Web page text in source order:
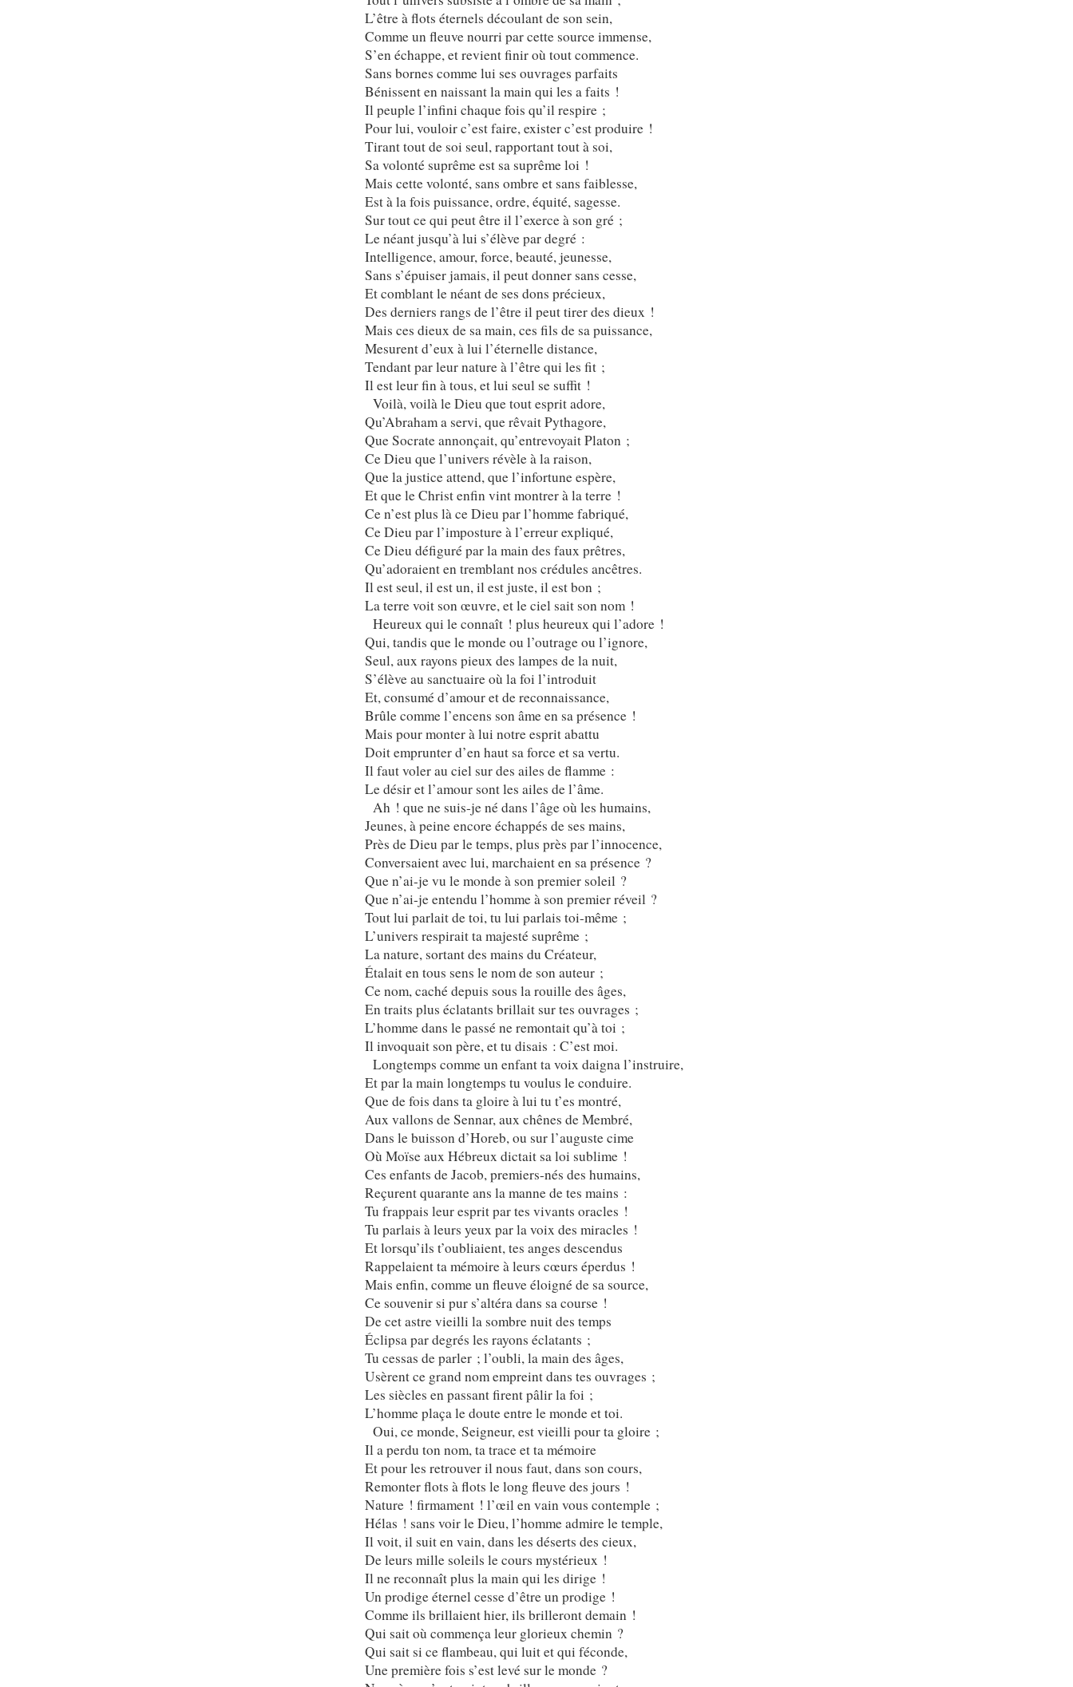
L’être à flots éternels découlant de son sein,
Comme un fleuve nourri par cette source immense,
S’en échappe, et revient finir où tout commence.
Sans bornes comme lui ses ouvrages parfaits
Bénissent en naissant la main qui les a faits !
Il peuple l’infini chaque fois qu’il respire ;
Pour lui, vouloir c’est faire, exister c’est produire !
Tirant tout de soi seul, rapportant tout à soi,
Sa volonté suprême est sa suprême loi !
Mais cette volonté, sans ombre et sans faiblesse,
Est à la fois puissance, ordre, équité, sagesse.
Sur tout ce qui peut être il l’exerce à son gré ;
Le néant jusqu’à lui s’élève par degré :
Intelligence, amour, force, beauté, jeunesse,
Sans s’épuiser jamais, il peut donner sans cesse,
Et comblant le néant de ses dons précieux,
Des derniers rangs de l’être il peut tirer des dieux !
Mais ces dieux de sa main, ces fils de sa puissance,
Mesurent d’eux à lui l’éternelle distance,
Tendant par leur nature à l’être qui les fit ;
Il est leur fin à tous, et lui seul se suffit !
Voilà, voilà le Dieu que tout esprit adore,
Qu’Abraham a servi, que rêvait Pythagore,
Que Socrate annonçait, qu’entrevoyait Platon ;
Ce Dieu que l’univers révèle à la raison,
Que la justice attend, que l’infortune espère,
Et que le Christ enfin vint montrer à la terre !
Ce n’est plus là ce Dieu par l’homme fabriqué,
Ce Dieu par l’imposture à l’erreur expliqué,
Ce Dieu défiguré par la main des faux prêtres,
Qu’adoraient en tremblant nos crédules ancêtres.
Il est seul, il est un, il est juste, il est bon ;
La terre voit son œuvre, et le ciel sait son nom !
Heureux qui le connaît ! plus heureux qui l’adore !
Qui, tandis que le monde ou l’outrage ou l’ignore,
Seul, aux rayons pieux des lampes de la nuit,
S’élève au sanctuaire où la foi l’introduit
Et, consumé d’amour et de reconnaissance,
Brûle comme l’encens son âme en sa présence !
Mais pour monter à lui notre esprit abattu
Doit emprunter d’en haut sa force et sa vertu.
Il faut voler au ciel sur des ailes de flamme :
Le désir et l’amour sont les ailes de l’âme.
Ah ! que ne suis-je né dans l’âge où les humains,
Jeunes, à peine encore échappés de ses mains,
Près de Dieu par le temps, plus près par l’innocence,
Conversaient avec lui, marchaient en sa présence ?
Que n’ai-je vu le monde à son premier soleil ?
Que n’ai-je entendu l’homme à son premier réveil ?
Tout lui parlait de toi, tu lui parlais toi-même ;
L’univers respirait ta majesté suprême ;
La nature, sortant des mains du Créateur,
Étalait en tous sens le nom de son auteur ;
Ce nom, caché depuis sous la rouille des âges,
En traits plus éclatants brillait sur tes ouvrages ;
L’homme dans le passé ne remontait qu’à toi ;
Il invoquait son père, et tu disais : C’est moi.
Longtemps comme un enfant ta voix daigna l’instruire,
Et par la main longtemps tu voulus le conduire.
Que de fois dans ta gloire à lui tu t’es montré,
Aux vallons de Sennar, aux chênes de Membré,
Dans le buisson d’Horeb, ou sur l’auguste cime
Où Moïse aux Hébreux dictait sa loi sublime !
Ces enfants de Jacob, premiers-nés des humains,
Reçurent quarante ans la manne de tes mains :
Tu frappais leur esprit par tes vivants oracles !
Tu parlais à leurs yeux par la voix des miracles !
Et lorsqu’ils t’oubliaient, tes anges descendus
Rappelaient ta mémoire à leurs cœurs éperdus !
Mais enfin, comme un fleuve éloigné de sa source,
Ce souvenir si pur s’altéra dans sa course !
De cet astre vieilli la sombre nuit des temps
Éclipsa par degrés les rayons éclatants ;
Tu cessas de parler ; l’oubli, la main des âges,
Usèrent ce grand nom empreint dans tes ouvrages ;
Les siècles en passant firent pâlir la foi ;
L’homme plaça le doute entre le monde et toi.
Oui, ce monde, Seigneur, est vieilli pour ta gloire ;
Il a perdu ton nom, ta trace et ta mémoire
Et pour les retrouver il nous faut, dans son cours,
Remonter flots à flots le long fleuve des jours !
Nature ! firmament ! l’œil en vain vous contemple ;
Hélas ! sans voir le Dieu, l’homme admire le temple,
Il voit, il suit en vain, dans les déserts des cieux,
De leurs mille soleils le cours mystérieux !
Il ne reconnaît plus la main qui les dirige !
Un prodige éternel cesse d’être un prodige !
Comme ils brillaient hier, ils brilleront demain !
Qui sait où commença leur glorieux chemin ?
Qui sait si ce flambeau, qui luit et qui féconde,
Une première fois s’est levé sur le monde ?